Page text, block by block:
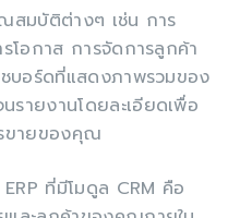
สมบัติต่างๆ เช่น การ
โอกาส การจัดการลูกค้า
บอร์ดที่แสดงภาพรวมของ
ายงานโดยละเอียดเพื่อ
ขายของคุณ
ที่มีโมดูล CRM คือ